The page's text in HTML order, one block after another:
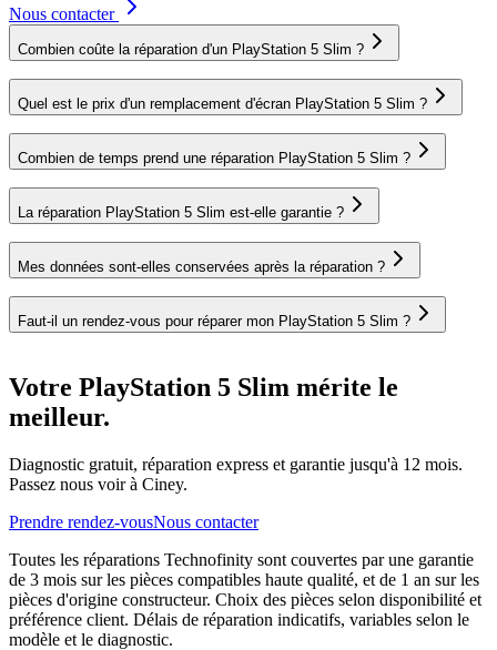
Nous contacter
Combien coûte la réparation d'un PlayStation 5 Slim ?
Quel est le prix d'un remplacement d'écran PlayStation 5 Slim ?
Combien de temps prend une réparation PlayStation 5 Slim ?
La réparation PlayStation 5 Slim est-elle garantie ?
Mes données sont-elles conservées après la réparation ?
Faut-il un rendez-vous pour réparer mon PlayStation 5 Slim ?
Votre PlayStation 5 Slim mérite le
meilleur.
Diagnostic gratuit, réparation express et garantie jusqu'à 12 mois.
Passez nous voir à Ciney.
Prendre rendez-vousNous contacter
Toutes les réparations Technofinity sont couvertes par une garantie
de 3 mois sur les pièces compatibles haute qualité, et de 1 an sur les
pièces d'origine constructeur. Choix des pièces selon disponibilité et
préférence client. Délais de réparation indicatifs, variables selon le
modèle et le diagnostic.